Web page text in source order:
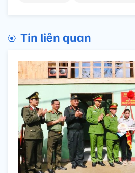
Tin liên quan